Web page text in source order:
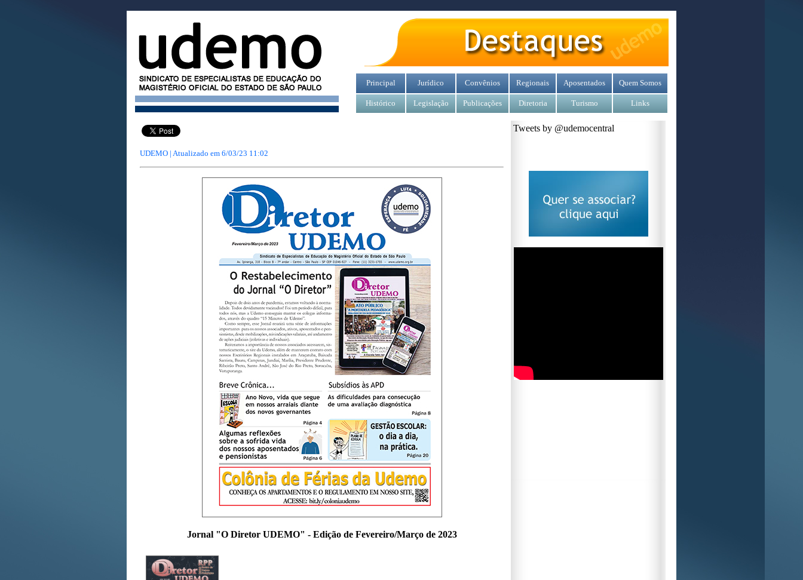
Principal Jurídico Convênios Regionais Aposentados Quem Somos
Histórico Legislação Publicações Diretoria Turismo Links
UDEMO | Atualizado em 6/03/23 11:02
Jornal "O Diretor UDEMO" - Edição de Fevereiro/Março de 2023
Tweets by @udemocentral